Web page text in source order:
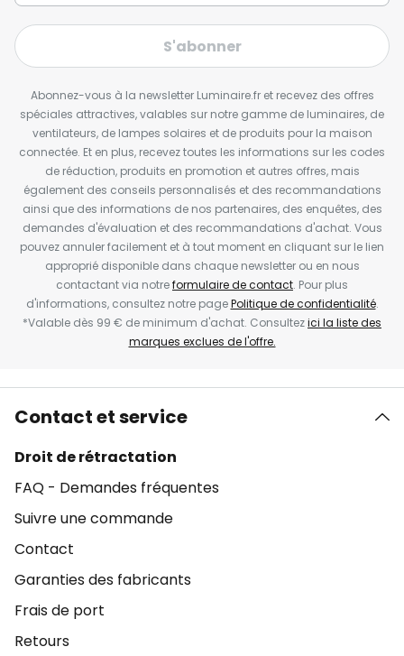
S'abonner
Abonnez-vous à la newsletter Luminaire.fr et recevez des offres
spéciales attractives, valables sur notre gamme de luminaires, de
ventilateurs, de lampes solaires et de produits pour la maison
connectée. Et en plus, recevez toutes les informations sur les codes
de réduction, produits en promotion et autres offres, mais
également des conseils personnalisés et des recommandations
ainsi que des informations de nos partenaires, des enquêtes, des
demandes d'évaluation et des recommandations d'achat. Vous
pouvez annuler facilement et à tout moment en cliquant sur le lien
approprié disponible dans chaque newsletter ou en nous
contactant via notreformulaire de contact. Pour plus
d'informations, consultez notre pagePolitique de confidentialité.
*Valable dès 99 € de minimum d'achat. Consultezici la liste des
marques exclues de l'offre.
Contact et service
Droit de rétractation
FAQ - Demandes fréquentes
Suivre une commande
Contact
Garanties des fabricants
Frais de port
Retours